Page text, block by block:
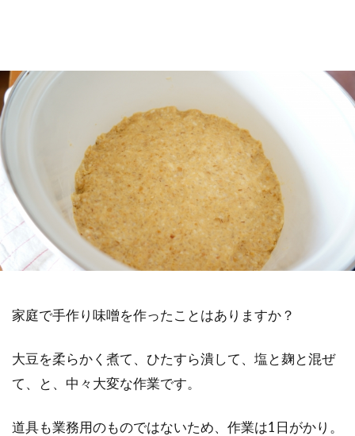
家庭で手作り味噌を作ったことはありますか？
大豆を柔らかく煮て、ひたすら潰して、塩と麹と混ぜ
て、と、中々大変な作業です。
道具も業務用のものではないため、作業は1日がかり。